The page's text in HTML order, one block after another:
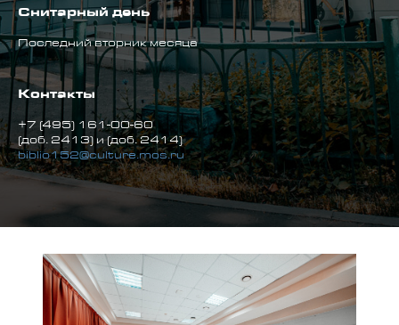
Снитарный день
Последний вторник месяца
Контакты
+7 (495) 161-00-60
(доб. 2413) и (доб. 2414)
biblio152@culture.mos.ru